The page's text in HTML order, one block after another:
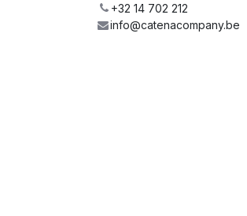
+32 14 702 212
info@catenacompany.be